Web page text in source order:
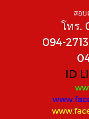
สอบ
โทร.
094-
ID